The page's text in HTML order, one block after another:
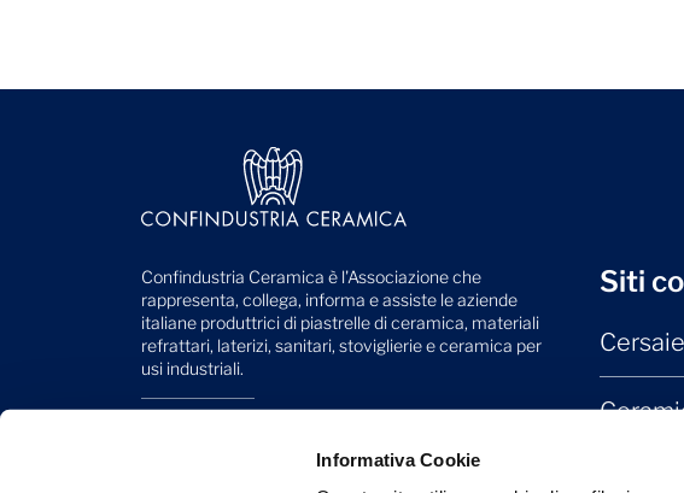
Informativa Cookie
Confindustria Ceramica è l'Associazione che
rappresenta, collega, informa e assiste le aziende
italiane produttrici di piastrelle di ceramica, materiali
refrattari, laterizi, sanitari, stoviglierie e ceramica per
usi industriali.
41049 Sassuolo (MO) - Italy
Siti
Cersaie